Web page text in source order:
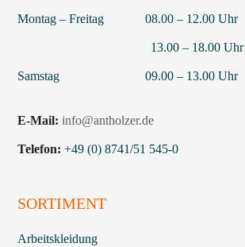
Montag – Freitag 08.00 – 12.00 Uhr
13.00 – 18.00 Uhr
Samstag 09.00 – 13.00 Uhr
E-Mail: info@antholzer.de
Telefon: +49 (0) 8741/51 545-0
SORTIMENT
Arbeitskleidung